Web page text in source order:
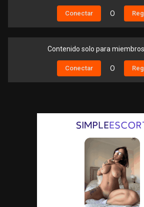
Conectar O
Contenido solo para
Conectar O